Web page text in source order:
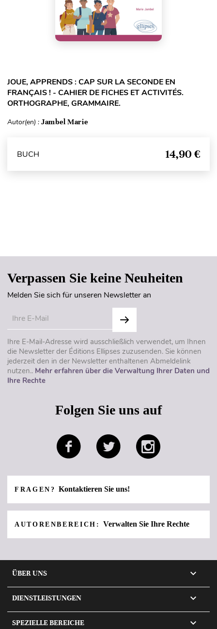
JOUE, APPRENDS : CAP SUR LA SECONDE EN
FRANÇAIS ! - CAHIER DE FICHES ET ACTIVITÉS.
ORTHOGRAPHE, GRAMMAIRE.
Autor(en) : Jambel Marie
BUCH 14,90 €
Verpassen Sie keine Neuheiten
Melden Sie sich für unseren Newsletter an
Ihre E-Mail-Adresse wird ausschließlich verwendet, um Ihnen
die Newsletter der Éditions Ellipses zuzusenden. Sie können
jederzeit den in der Newsletter enthaltenen Abmeldelink
nutzen.. Mehr erfahren über die Verwaltung Ihrer Daten und
Ihre Rechte
Folgen Sie uns auf
FRAGEN?Kontaktieren Sie uns!
AUTORENBEREICH: Verwalten Sie Ihre Rechte
ÜBER UNS 
DIENSTLEISTUNGEN 
SPEZIELLE BEREICHE 